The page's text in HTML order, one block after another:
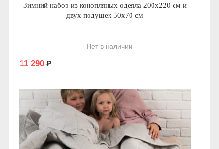
Зимний набор из конопляных одеяла 200х220 см и
двух подушек 50х70 см
Нет в наличии
11 290 Р